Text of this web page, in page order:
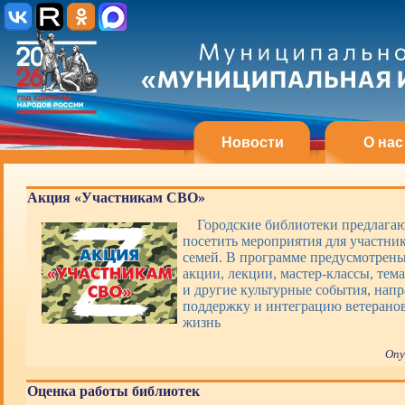
Новости О нас
Акция «Участникам СВО»
Городские библиотеки
посетить мероприятия для
семей. В программе
акции, лекции, мастер-классы,
и другие культурные события,
поддержку и интеграцию
жизнь
Оценка работы библиотек